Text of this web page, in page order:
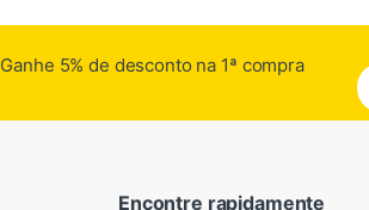
Ganhe 5% de desconto na 1ª compra
E
m
a
Encontre rapidamente